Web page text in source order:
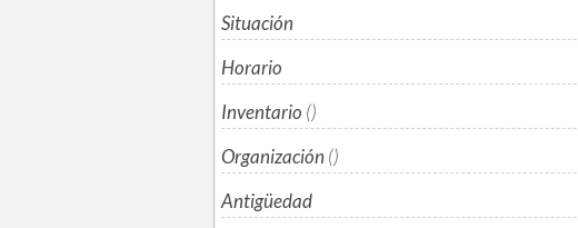
Situación
Horario
Inventario ()
Organización ()
Antigüedad